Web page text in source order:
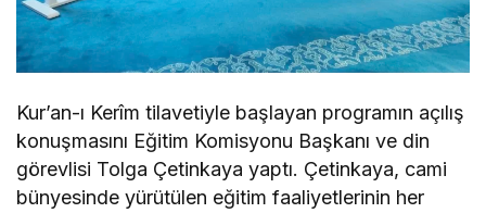
Kur’an-ı Kerîm tilavetiyle başlayan programın açılış
konuşmasını Eğitim Komisyonu Başkanı ve din
görevlisi Tolga Çetinkaya yaptı. Çetinkaya, cami
bünyesinde yürütülen eğitim faaliyetlerinin her